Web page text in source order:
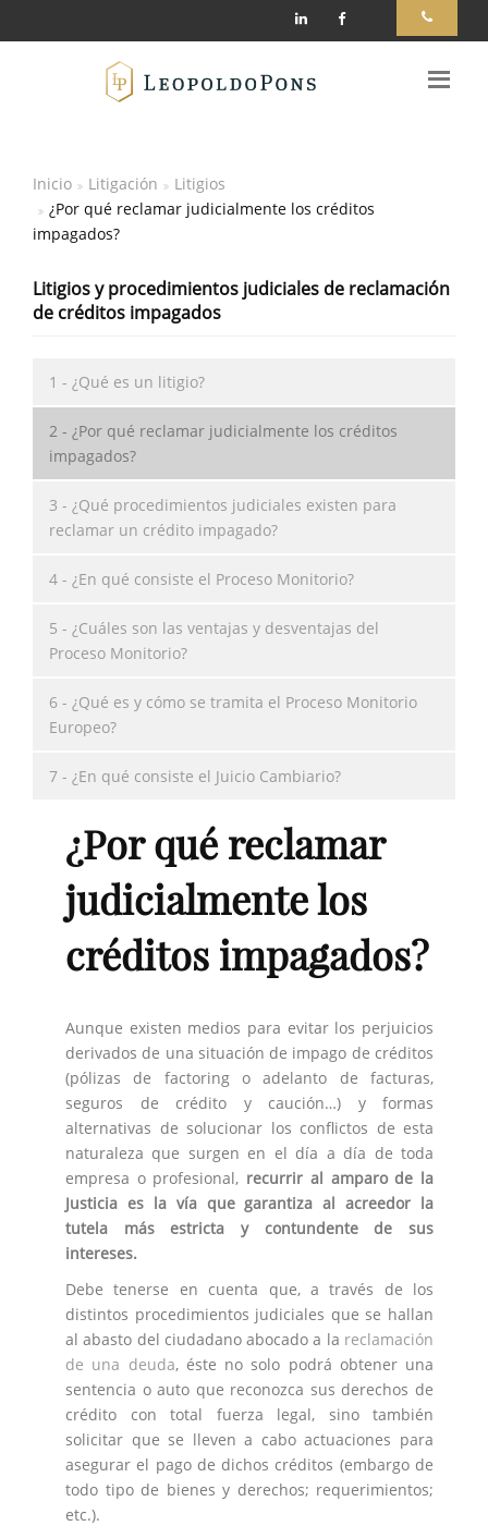
Inicio Litigación
Litigios
¿Por qué reclamar judicialmente los créditos
impagados?
Litigios y procedimientos judiciales de reclamación
de créditos impagados
1 - ¿Qué es un litigio?
2 - ¿Por qué reclamar judicialmente los créditos
impagados?
3 - ¿Qué procedimientos judiciales existen para
reclamar un crédito impagado?
4 - ¿En qué consiste el Proceso Monitorio?
5 - ¿Cuáles son las ventajas y desventajas del
Proceso Monitorio?
6 - ¿Qué es y cómo se tramita el Proceso Monitorio
Europeo?
7 - ¿En qué consiste el Juicio Cambiario?
¿Por qué reclamar
judicialmente los
créditos impagados?
Aunque existen medios para evitar los perjuicios
derivados de una situación de impago de créditos
(pólizas de factoring o adelanto de facturas,
seguros de crédito y caución…) y formas
alternativas de solucionar los conflictos de esta
naturaleza que surgen en el día a día de toda
empresa o profesional, recurrir al amparo de la
Justicia es la vía que garantiza al acreedor la
tutela más estricta y contundente de sus
intereses.
Debe tenerse en cuenta que, a través de los
distintos procedimientos judiciales que se hallan
al abasto del ciudadano abocado a la reclamación
de una deuda, éste no solo podrá obtener una
sentencia o auto que reconozca sus derechos de
crédito con total fuerza legal, sino también
solicitar que se lleven a cabo actuaciones para
asegurar el pago de dichos créditos (embargo de
todo tipo de bienes y derechos; requerimientos;
etc.).